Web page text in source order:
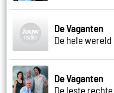
De Vaganten
De hele wereld
De Vaganten
De leste